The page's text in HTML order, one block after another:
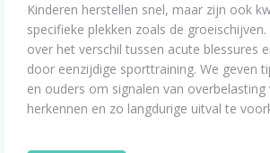
Kinderen herstellen snel, maar zijn ook
specifieke plekken zoals de
over het verschil tussen acute blessures
door eenzijdige sporttraining. We geven
en ouders om signalen van
herkennen en zo langdurige uitval te